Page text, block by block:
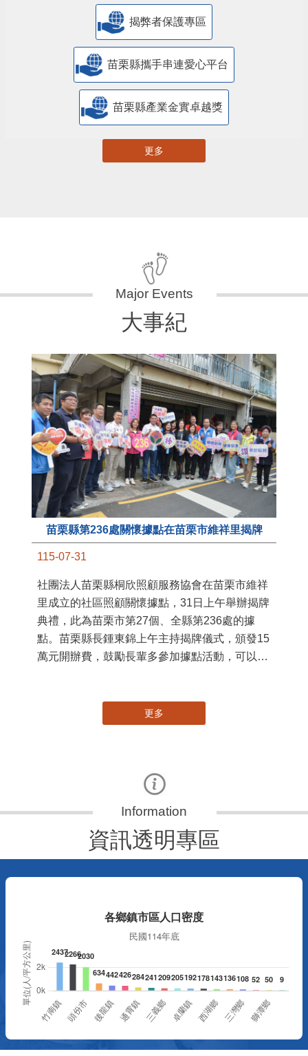
揭弊者保護專區
苗栗縣攜手串連愛心平台
苗栗縣產業金實卓越獎
更多
大事紀
苗栗縣第236處關懷據點在苗栗市維祥里揭牌
115-07-31
社團法人苗栗縣桐欣照顧服務協會在苗栗市維祥
里成立的社區照顧關懷據點，31日上午舉辦揭牌
典禮，此為苗栗市第27個、全縣第236處的據
點。苗栗縣長鍾東錦上午主持揭牌儀式，頒發15
萬元開辦費，鼓勵長輩多參加據點活動，可以更
更多
資訊透明專區